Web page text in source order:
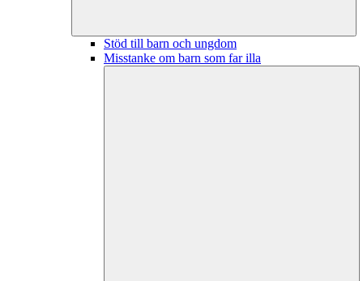
Stöd till barn och ungdom
Misstanke om barn som far illa